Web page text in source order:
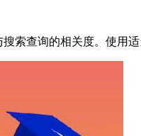
索查询的相关度。使用